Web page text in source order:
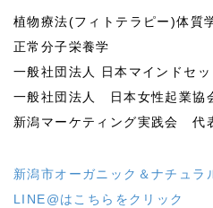
植物療法(フィトテラピー)体質
正常分子栄養学
一般社団法人 日本マインドセ
一般社団法人 日本女性起業
新潟マーケティング実践会 代
新潟市オーガニック＆ナチュラ
LINE@はこちらをクリック